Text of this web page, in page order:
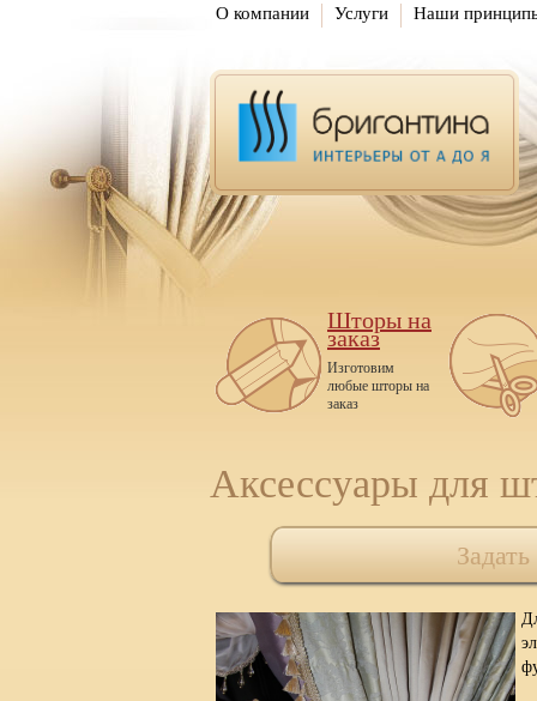
О компании Услуги Наши
Шторы на
заказ
Изготовим
любые шторы на
заказ
Аксессуары для